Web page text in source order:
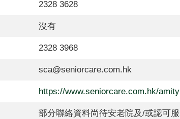
2328 3628
沒有
2328 3968
sca@seniorcare.com.hk
https://www.seniorcare.com.hk/amity
部分聯絡資料尚待安老院及/或認可